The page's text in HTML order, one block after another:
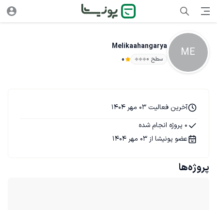
ME
Melikaahangarya
سطح ۰ 0
آخرین فعالیت 03 مهر 1404
0 پروژه انجام شده
عضو پونیشا از 03 مهر 1404
پروژه‌ها